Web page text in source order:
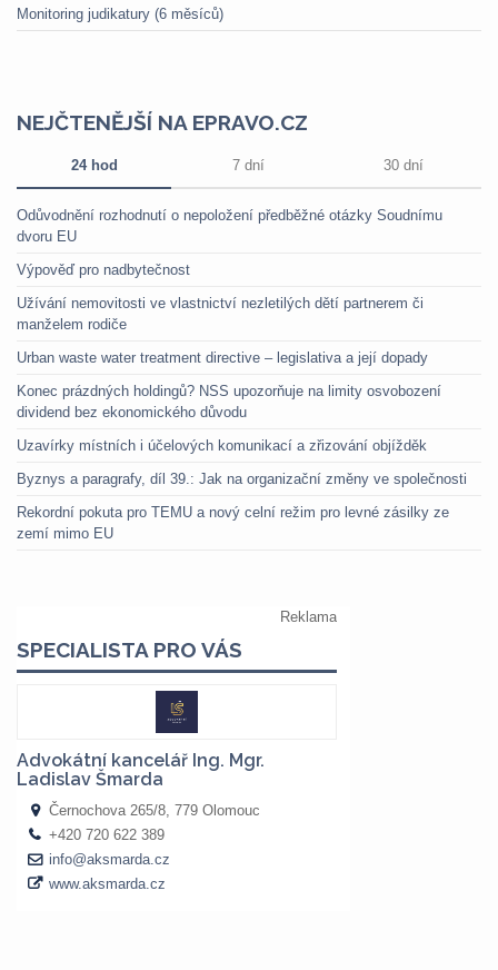
Monitoring judikatury (6 měsíců)
NEJČTENĚJŠÍ NA EPRAVO.CZ
24 hod 7 dní 30 dní
Odůvodnění rozhodnutí o nepoložení předběžné otázky Soudnímu
dvoru EU
Výpověď pro nadbytečnost
Užívání nemovitosti ve vlastnictví nezletilých dětí partnerem či
manželem rodiče
Urban waste water treatment directive – legislativa a její dopady
Konec prázdných holdingů? NSS upozorňuje na limity osvobození
dividend bez ekonomického důvodu
Uzavírky místních i účelových komunikací a zřizování objížděk
Byznys a paragrafy, díl 39.: Jak na organizační změny ve společnosti
Rekordní pokuta pro TEMU a nový celní režim pro levné zásilky ze
zemí mimo EU